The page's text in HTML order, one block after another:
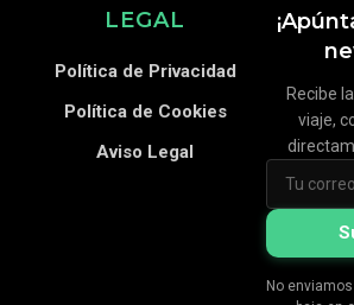
Recibe
viaje,
No
LEGAL
Política de Privacidad
Política de Cookies
Aviso Legal